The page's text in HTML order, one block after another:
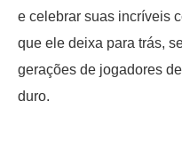
e celebrar suas incríveis
que ele deixa para trás,
gerações de jogadores
duro.